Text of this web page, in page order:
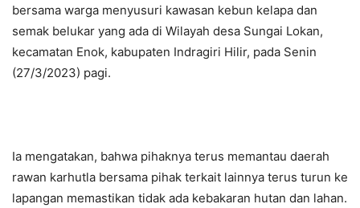
bersama warga menyusuri kawasan kebun kelapa dan
semak belukar yang ada di Wilayah desa Sungai Lokan,
kecamatan Enok, kabupaten Indragiri Hilir, pada Senin
(27/3/2023) pagi.
Ia mengatakan, bahwa pihaknya terus memantau daerah
rawan karhutla bersama pihak terkait lainnya terus turun ke
lapangan memastikan tidak ada kebakaran hutan dan lahan.